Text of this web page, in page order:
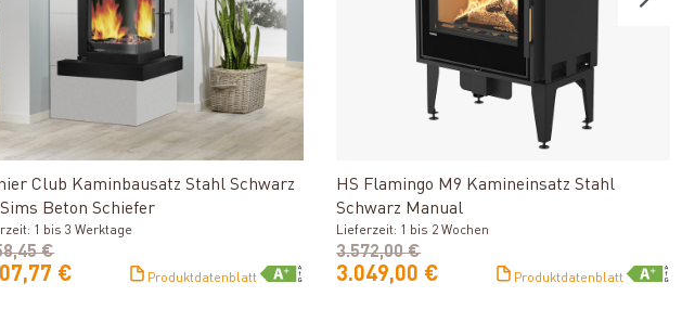
Produkt ansehen
Club Kaminbausatz Stahl Schwarz
Beton Schiefer
1 bis 3 Werktage
€
€
Produktdatenblatt
Produkt ansehen
HS Flamingo M9 Kamineinsatz Stahl
Schwarz Manual
Lieferzeit: 1 bis 2 Wochen
3.049,00 €
3.572,00 €
Produktdatenblatt